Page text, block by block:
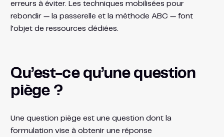
erreurs à éviter. Les techniques mobilisées pour
rebondir — la passerelle et la méthode ABC — font
l’objet de ressources dédiées.
Qu’est-ce qu’une question
piège ?
Une question piège est une question dont la
formulation vise à obtenir une réponse